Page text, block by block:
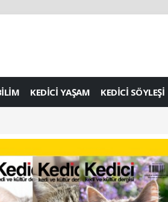
KEDİCİ YAŞAM KEDİCİ SÖYLEŞİ